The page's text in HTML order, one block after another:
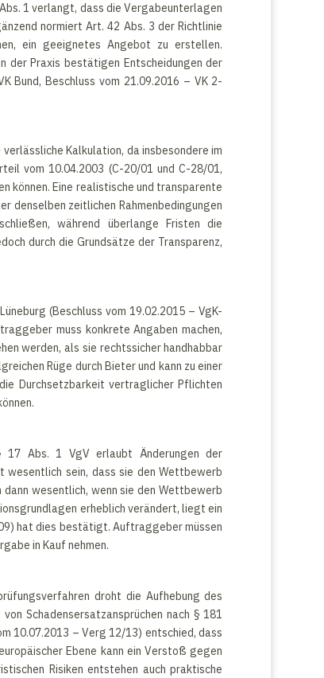
1 verlangt, dass die Vergabeunterlagen
normiert Art. 42 Abs. 3 der Richtlinie
ein geeignetes Angebot zu erstellen.
der Praxis bestätigen Entscheidungen der
Bund, Beschluss vom 21.09.2016 – VK 2-
Kalkulation, da insbesondere im
vom 10.04.2003 (C-20/01 und C-28/01,
können. Eine realistische und transparente
denselben zeitlichen Rahmenbedingungen
während überlange Fristen die
durch die Grundsätze der Transparenz,
(Beschluss vom 19.02.2015 – VgK-
muss konkrete Angaben machen,
werden, als sie rechtssicher handhabbar
Rüge durch Bieter und kann zu einer
Durchsetzbarkeit vertraglicher Pflichten
17 Abs. 1 VgV erlaubt Änderungen der
sein, dass sie den Wettbewerb
wesentlich, wenn sie den Wettbewerb
erheblich verändert, liegt ein
hat dies bestätigt. Auftraggeber müssen
in Kauf nehmen.
droht die Aufhebung des
Schadensersatzansprüchen nach § 181
10.07.2013 – Verg 12/13) entschied, dass
Ebene kann ein Verstoß gegen
Risiken entstehen auch praktische